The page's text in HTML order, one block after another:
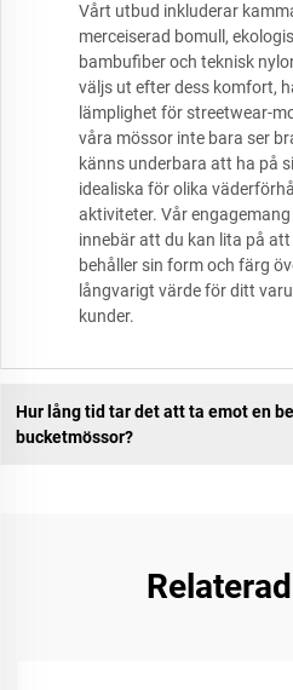
Vårt utbud inkluderar
merceiserad bomull,
bambufiber och teknisk
väljs ut efter dess komfort,
lämplighet för streetwear-
våra mössor inte bara ser
känns underbara att ha på
idealiska för olika
aktiviteter. Vår
innebär att du kan lita på
behåller sin form och färg
långvarigt värde för ditt
kunder.
Hur lång tid tar det att ta emot en
bucketmössor?